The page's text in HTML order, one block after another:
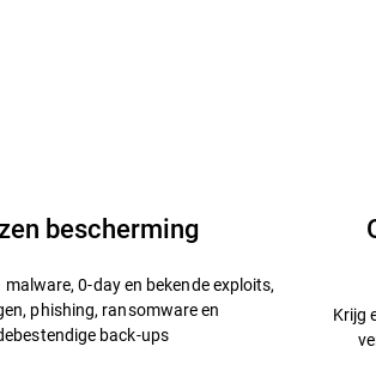
bescherming
0-day en bekende exploits,
phishing, ransomware en
back-ups
Krijg